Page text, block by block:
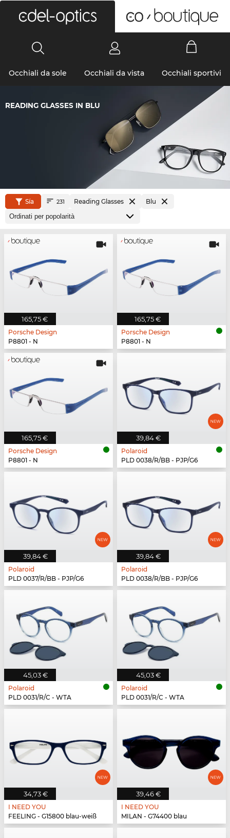
Occhiali da sole Occhiali da vista Occhiali sportivi
READING GLASSES IN BLU
Sía 231 Reading Glasses Blu
165,75 €
Porsche Design
P8801 - N
165,75 €
Porsche Design
P8801 - N
165,75 €
Porsche Design
P8801 - N
39,84 €
Polaroid
PLD 0038/R/BB - PJP/G6
39,84 €
Polaroid
PLD 0037/R/BB - PJP/G6
39,84 €
Polaroid
PLD 0038/R/BB - PJP/G6
45,03 €
Polaroid
PLD 0031/R/C - WTA
45,03 €
Polaroid
PLD 0031/R/C - WTA
34,73 €
I NEED YOU
FEELING - G15800 blau-weiß
39,46 €
I NEED YOU
MILAN - G74400 blau